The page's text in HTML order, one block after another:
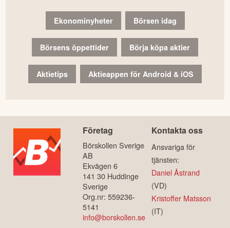
Ekonominyheter Börsen idag
Börsens öppettider Börja köpa aktier
Aktietips Aktieappen för Android & iOS
Företag
Börskollen Sverige
AB
Ekvägen 6
141 30 Huddinge
Sverige
Org.nr: 559236-
5141
info@borskollen.se
Kontakta oss
Ansvariga för
tjänsten:
Daniel Åstrand
(VD)
Kristoffer Matsson
(IT)